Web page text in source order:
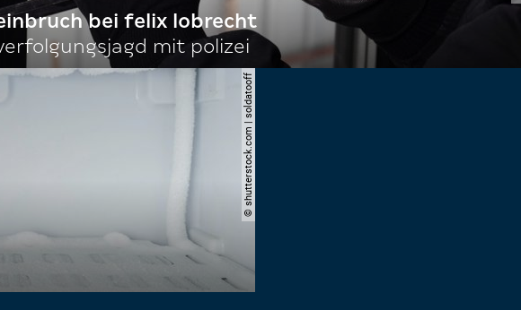
bei felix lobrecht
mit polizei
© shutterstock.com | soldatooff